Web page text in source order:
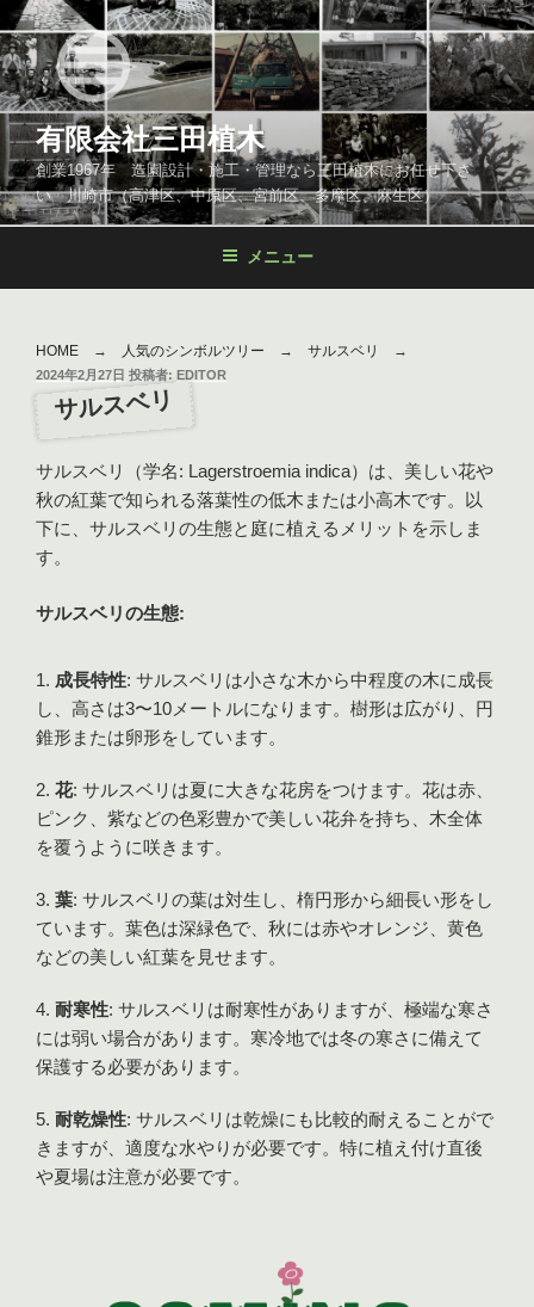
コ
ン
テ
ン
ツ
へ
ス
キ
有限会社三田植木
創業1967年 造園設計・施工・管理なら三田植木にお任せ下さ
い 川崎市（高津区、中原区、宮前区、多摩区、麻生区）
メニュー
HOME → 人気のシンボルツリー → サルスベリ →
投
稿
2024年2月27日 投稿者: EDITOR
サルスベリ
サルスベリ（学名: Lagerstroemia indica）は、美しい花や
秋の紅葉で知られる落葉性の低木または小高木です。以
下に、サルスベリの生態と庭に植えるメリットを示しま
す。
サルスベリの生態:
成長特性: サルスベリは小さな木から中程度の木に成長
し、高さは3〜10メートルになります。樹形は広がり、円
錐形または卵形をしています。
花: サルスベリは夏に大きな花房をつけます。花は赤、
ピンク、紫などの色彩豊かで美しい花弁を持ち、木全体
を覆うように咲きます。
葉: サルスベリの葉は対生し、楕円形から細長い形をし
ています。葉色は深緑色で、秋には赤やオレンジ、黄色
などの美しい紅葉を見せます。
耐寒性: サルスベリは耐寒性がありますが、極端な寒さ
には弱い場合があります。寒冷地では冬の寒さに備えて
保護する必要があります。
耐乾燥性: サルスベリは乾燥にも比較的耐えることがで
きますが、適度な水やりが必要です。特に植え付け直後
や夏場は注意が必要です。